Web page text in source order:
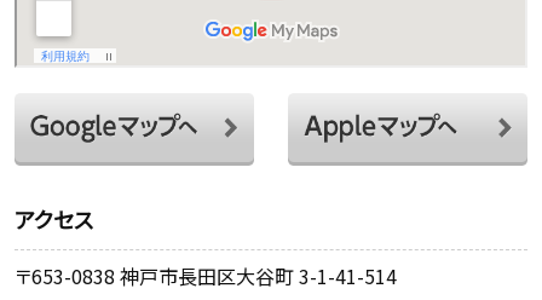
アクセス
〒653-0838 神戸市長田区大谷町 3-1-41-514